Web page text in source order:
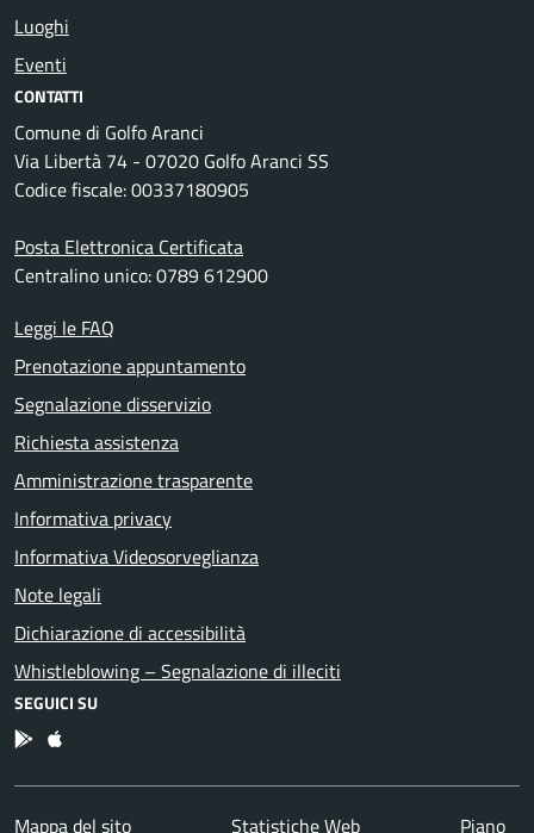
Luoghi
Eventi
CONTATTI
Comune di Golfo Aranci
Via Libertà 74 - 07020 Golfo Aranci SS
Codice fiscale: 00337180905
Posta Elettronica Certificata
Centralino unico: 0789 612900
Leggi le FAQ
Prenotazione appuntamento
Segnalazione disservizio
Richiesta assistenza
Amministrazione trasparente
Informativa privacy
Informativa Videosorveglianza
Note legali
Dichiarazione di accessibilità
Whistleblowing – Segnalazione di illeciti
SEGUICI SU
App Android
App IOS
Mappa del sito Statistiche Web Piano